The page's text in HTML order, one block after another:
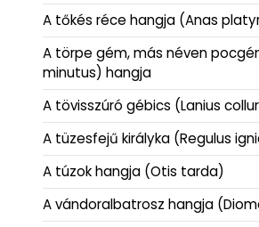
A tőkés réce hangja (Anas
A törpe gém, más néven
minutus) hangja
A tövisszúró gébics (Lanius
A tüzesfejű királyka (Regulus
A túzok hangja (Otis tarda)
A vándoralbatrosz hangja